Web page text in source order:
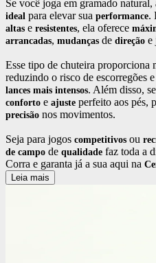
Se você joga em gramado natural,
ideal para elevar sua performance.
altas e resistentes, ela oferece
arrancadas, mudanças de direção e
Esse tipo de chuteira proporciona
reduzindo o risco de escorregões e
lances mais intensos. Além disso,
conforto e ajuste perfeito aos pés,
precisão nos movimentos.
Seja para jogos competitivos ou
de campo de qualidade faz toda a
Corra e garanta já a sua aqui na
Leia mais